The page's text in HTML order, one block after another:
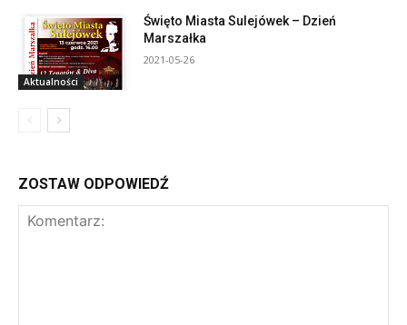
Aktualności
Święto Miasta Sulejówek – Dzień
Marszałka
2021-05-26
ZOSTAW ODPOWIEDŹ